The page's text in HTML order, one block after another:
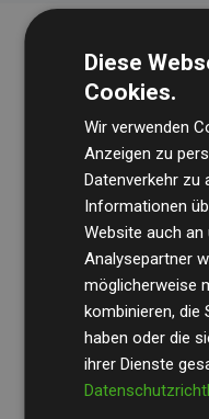
Die
regelmäßig unsere
Transparenz und
Ihre Prüfungen
Klimaschutzprojekte
geschätzten CO₂-
Websites
Diese
Cookies.
Wir verwenden
Anzeigen zu
Datenverkehr zu
Informationen
Website auch an
Analysepartner
möglicherweise
kombinieren, die
haben oder die
ihrer Dienste